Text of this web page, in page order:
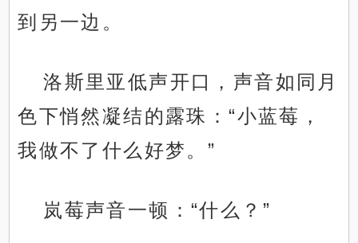
到另一边。
洛斯里亚低声开口，声音如同月
色下悄然凝结的露珠：“小蓝莓，
我做不了什么好梦。”
岚莓声音一顿：“什么？”